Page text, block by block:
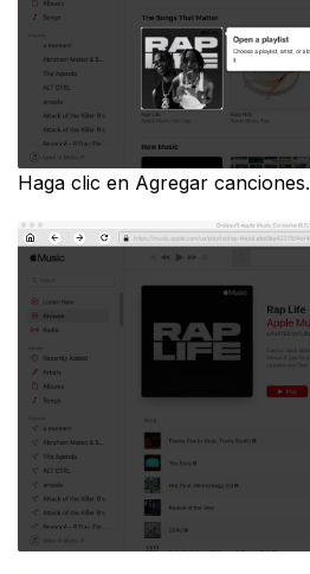
Haga clic en Agregar canciones.